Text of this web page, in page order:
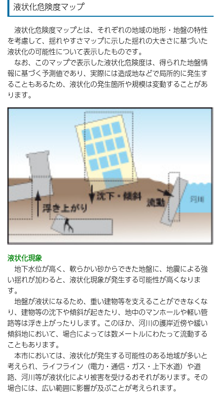
液状化危険度マップ
液状化危険度マップとは、それぞれの地域の地形・地盤の特性
を考慮して、揺れやすさマップに示した揺れの大きさに基づいた
液状化の可能性について表示したものです。
なお、このマップで表示した液状化危険度は、得られた地盤情
報に基づく予測値であり、実際には造成地などで局所的に発生す
ることもあるため、液状化の発生箇所や規模は変動することがあ
ります。
液状化現象
地下水位が高く、軟らかい砂からできた地盤に、地震による強
い揺れが加わると、液状化現象が発生する可能性が高くなりま
す。
地盤が液状になるため、重い建物等を支えることができなくな
り、建物等の沈下や傾斜が起きたり、地中のマンホールや軽い管
路等は浮き上がったりします。このほか、河川の護岸近傍や緩い
傾斜地において、場合によっては数メートルにわたって流動する
こともあります。
本市においては、液状化が発生する可能性のある地域が多いと
考えられ、ライフライン（電力・通信・ガス・上下水道）や道
路、河川等が液状化により被害を受けるおそれがあります。その
場合には、広い範囲に影響が及ぶことが考えられます。